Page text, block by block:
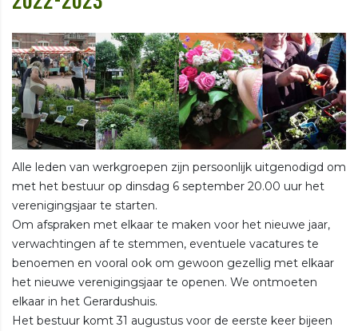
Alle leden van werkgroepen zijn persoonlijk uitgenodigd om
met het bestuur op dinsdag 6 september 20.00 uur het
verenigingsjaar te starten.
Om afspraken met elkaar te maken voor het nieuwe jaar,
verwachtingen af te stemmen, eventuele vacatures te
benoemen en vooral ook om gewoon gezellig met elkaar
het nieuwe verenigingsjaar te openen. We ontmoeten
elkaar in het Gerardushuis.
Het bestuur komt 31 augustus voor de eerste keer bijeen